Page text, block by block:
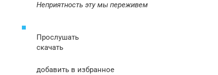
Неприятность эту мы переживем
Прослушать
скачать
добавить в избранное